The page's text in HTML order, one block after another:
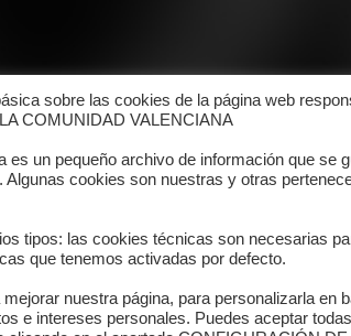
sobre las cookies de la página web
COMUNIDAD VALENCIANA
es un pequeño archivo de información que se
Algunas cookies son nuestras y otras
tipos: las cookies técnicas son necesarias
que tenemos activadas por defecto.
nuestra página, para personalizarla en
e intereses personales. Puedes aceptar